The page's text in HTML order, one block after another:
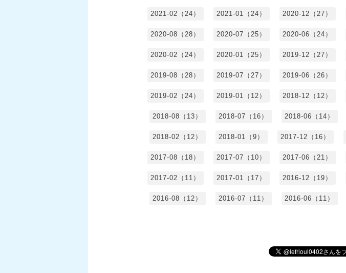
2021-02（24） 2021-01（24） 2020-12（27）
2020-08（28） 2020-07（25） 2020-06（24）
2020-02（24） 2020-01（25） 2019-12（27）
2019-08（28） 2019-07（27） 2019-06（26）
2019-02（24） 2019-01（12） 2018-12（12）
2018-08（13） 2018-07（16） 2018-06（14）
2018-02（12） 2018-01（9） 2017-12（16）
2017-08（18） 2017-07（10） 2017-06（21）
2017-02（11） 2017-01（17） 2016-12（19）
2016-08（12） 2016-07（11） 2016-06（11）